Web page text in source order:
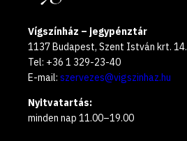
Vígszínház – jegypénztár
1137 Budapest, Szent István krt. 14.
Tel: +36 1 329-23-40
E-mail: szervezes@vigszinhaz.hu
Nyitvatartás:
minden nap 11.00–19.00